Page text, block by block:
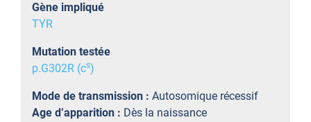
Gène impliqué
TYR
Mutation testée
p.G302R (cs)
Mode de transmission : Autosomique récessif
Age d’apparition : Dès la naissance